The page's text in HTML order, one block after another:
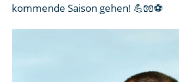
kommende Saison gehen! 💪🧤⚽